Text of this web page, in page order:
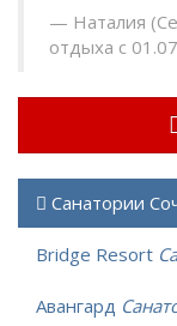
Наталия
отдыха с
Санатории
Bridge Resort
Авангард